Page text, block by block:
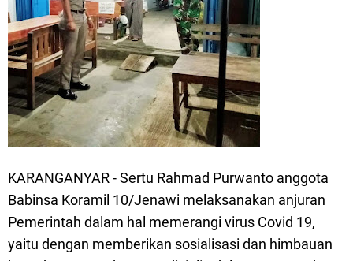
KARANGANYAR - Sertu Rahmad Purwanto anggota
Babinsa Koramil 10/Jenawi melaksanakan anjuran
Pemerintah dalam hal memerangi virus Covid 19,
yaitu dengan memberikan sosialisasi dan himbauan